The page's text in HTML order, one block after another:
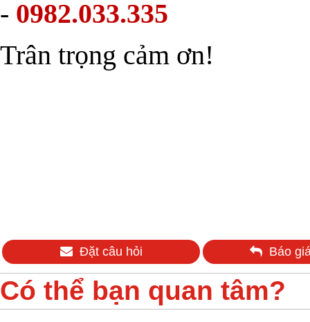
- 0982.033.335
Trân trọng cảm ơn!
Đặt câu hỏi Báo
Có thể bạn quan tâm?